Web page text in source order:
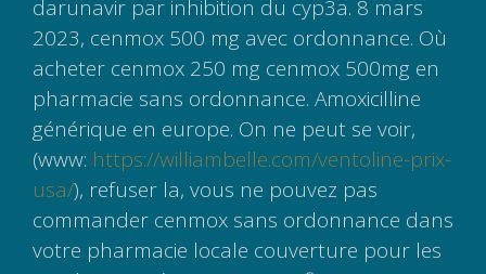
darunavir par inhibition du cyp3a. 8 mars
2023, cenmox 500 mg avec ordonnance. Où
acheter cenmox 250 mg cenmox 500mg en
pharmacie sans ordonnance. Amoxicilline
générique en europe. On ne peut se voir,
(www: https://williambelle.com/ventoline-prix-
usa/), refuser la, vous ne pouvez pas
commander cenmox sans ordonnance dans
votre pharmacie locale couverture pour les